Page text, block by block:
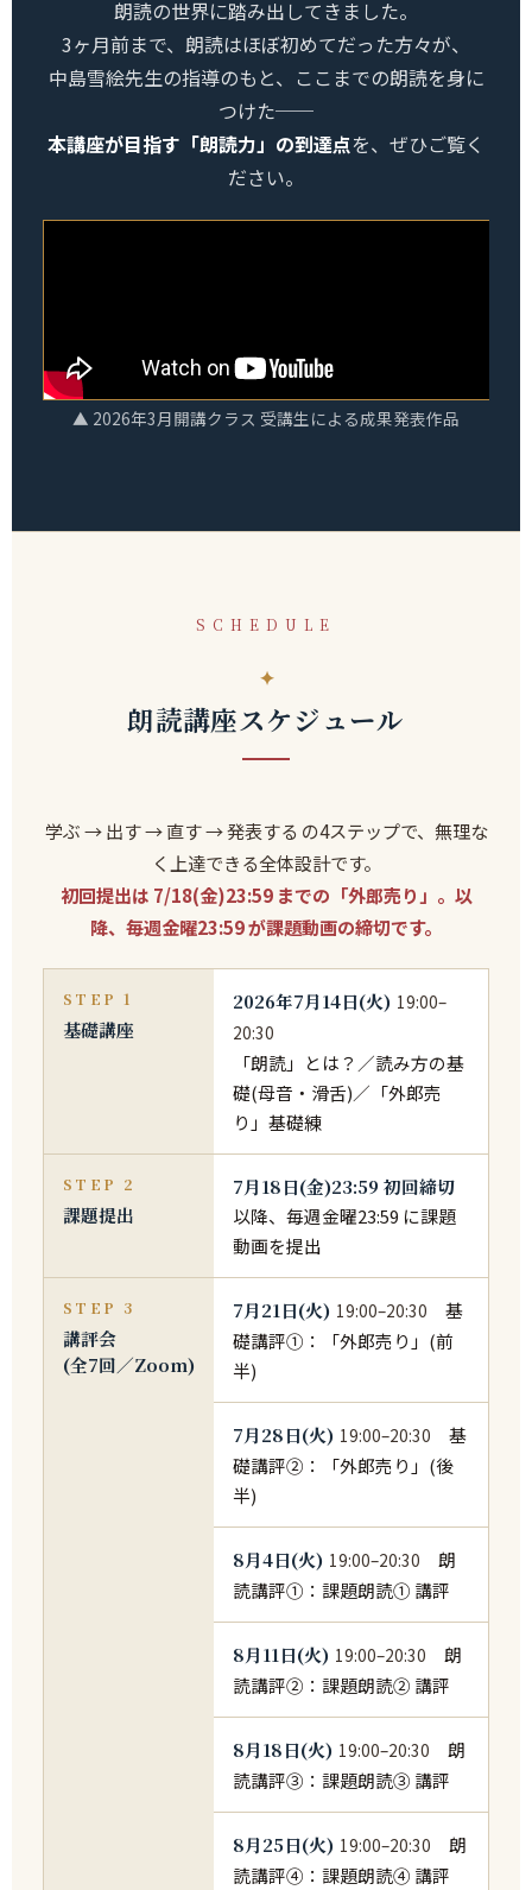
朗読の世界に踏み出してきました。
3ヶ月前まで、朗読はほぼ初めてだった方々が、
中島雪絵先生の指導のもと、ここまでの朗読を身に
つけた──
本講座が目指す「朗読力」の到達点を、ぜひご覧く
ださい。
▲ 2026年3月開講クラス 受講生による成果発表作品
SCHEDULE
朗読講座スケジュール
学ぶ → 出す → 直す → 発表する の4ステップで、無理な
く上達できる全体設計です。
初回提出は 7/18(金)23:59 までの「外郎売り」。以
降、毎週金曜23:59 が課題動画の締切です。
STEP 1
基礎講座
2026年7月14日(火) 19:00–
20:30
「朗読」とは？／読み方の基
礎(母音・滑舌)／「外郎売
り」基礎練
STEP 2
課題提出
7月18日(金)23:59 初回締切
以降、毎週金曜23:59 に課題
動画を提出
STEP 3
講評会
(全7回／Zoom)
7月21日(火) 19:00–20:30 基
礎講評①：「外郎売り」(前
半)
7月28日(火) 19:00–20:30 基
礎講評②：「外郎売り」(後
半)
8月4日(火) 19:00–20:30 朗
読講評①：課題朗読① 講評
8月11日(火) 19:00–20:30 朗
読講評②：課題朗読② 講評
8月18日(火) 19:00–20:30 朗
読講評③：課題朗読③ 講評
8月25日(火) 19:00–20:30 朗
読講評④：課題朗読④ 講評